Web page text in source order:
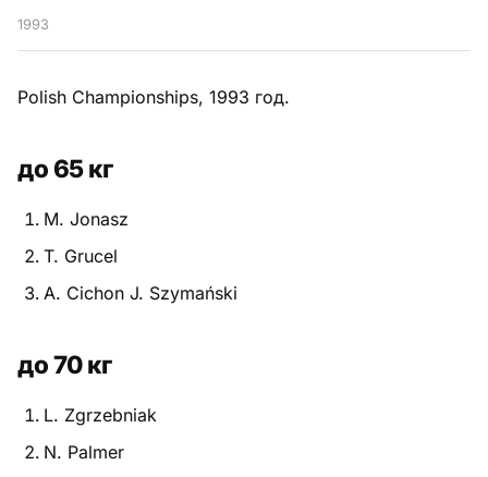
История и философия
Мастера киокушинкай
Питание
Психология бойца
Растяжка и ОФП
Терминология
1993
Polish Championships, 1993 год.
до 65 кг
M. Jonasz
T. Grucel
A. Cichon J. Szymański
до 70 кг
L. Zgrzebniak
N. Palmer